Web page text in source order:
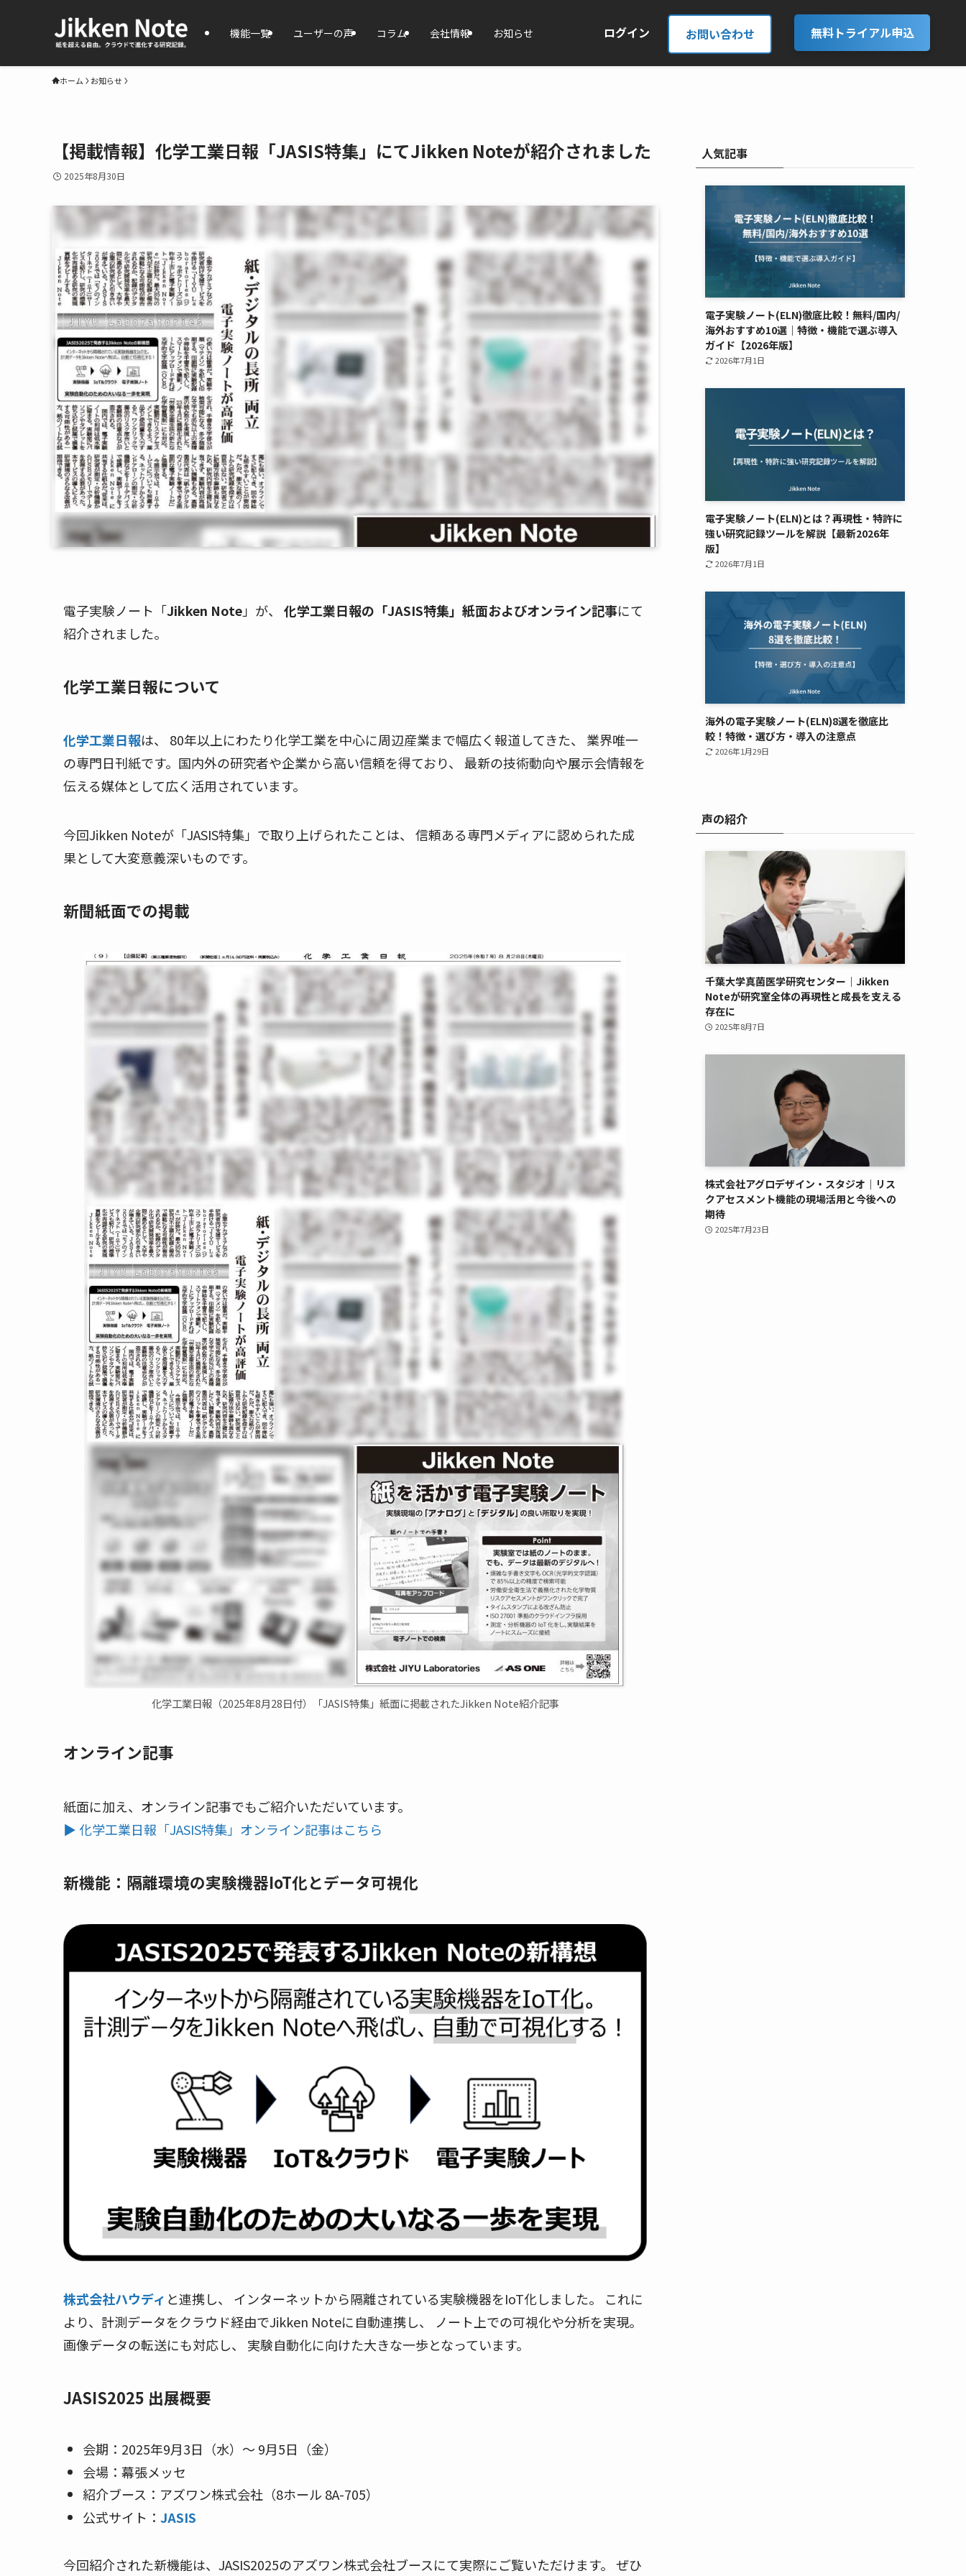
機能一覧 ユーザーの声 コラム 会社情報 お知らせ
ホーム お知らせ
【掲載情報】化学工業日報「JASIS特集」にてJikken Noteが紹介されました
2025年8月30日
電子実験ノート「Jikken Note」が、 化学工業日報の「JASIS特集」紙面およびオンライン記事にて
紹介されました。
化学工業日報について
化学工業日報は、 80年以上にわたり化学工業を中心に周辺産業まで幅広く報道してきた、 業界唯一
の専門日刊紙です。国内外の研究者や企業から高い信頼を得ており、 最新の技術動向や展示会情報を
伝える媒体として広く活用されています。
今回Jikken Noteが「JASIS特集」で取り上げられたことは、 信頼ある専門メディアに認められた成
果として大変意義深いものです。
新聞紙面での掲載
化学工業日報（2025年8月28日付）「JASIS特集」紙面に掲載されたJikken Note紹介記事
オンライン記事
紙面に加え、オンライン記事でもご紹介いただいています。
▶ 化学工業日報「JASIS特集」オンライン記事はこちら
新機能：隔離環境の実験機器IoT化とデータ可視化
株式会社ハウディ と連携し、 インターネットから隔離されている実験機器をIoT化しました。 これに
より、計測データをクラウド経由でJikken Noteに自動連携し、 ノート上での可視化や分析を実現。
画像データの転送にも対応し、 実験自動化に向けた大きな一歩となっています。
JASIS2025 出展概要
会期：2025年9月3日（水）〜 9月5日（金）
会場：幕張メッセ
紹介ブース：アズワン株式会社（8ホール 8A-705）
公式サイト： JASIS
今回紹介された新機能は、JASIS2025のアズワン株式会社ブースにて実際にご覧いただけます。 ぜひ
人気記事
電子実験ノート(ELN)徹底比較！無料/国内/
海外おすすめ10選｜特徴・機能で選ぶ導入
ガイド【2026年版】
2026年7月1日
電子実験ノート(ELN)とは？再現性・特許に
強い研究記録ツールを解説【最新2026年
版】
2026年7月1日
海外の電子実験ノート(ELN)8選を徹底比
較！特徴・選び方・導入の注意点
2026年1月29日
声の紹介
千葉大学真菌医学研究センター｜Jikken
Noteが研究室全体の再現性と成長を支える
存在に
2025年8月7日
株式会社アグロデザイン・スタジオ｜リス
クアセスメント機能の現場活用と今後への
期待
2025年7月23日
無料トライアル申込
お問い合わせ
ログイン